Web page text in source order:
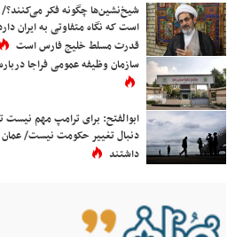
شیخ‌نشین‌ها چگونه فکر
است که نگاه متفاوتی به ایران
قدرت مسلط خلیج فارس است
سازمان وظیفه عمومی فراجا
ابوالفتح: برای ترامپ مهم نیست
دنبال تغییر حکومت نیست/
داشتند